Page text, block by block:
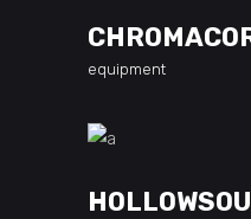
equipment